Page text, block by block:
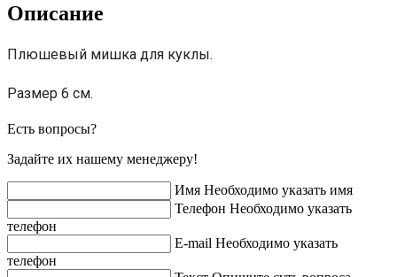
Описание
Плюшевый мишка для куклы.
Размер 6 см.
Есть вопросы?
Задайте их нашему менеджеру!
Имя Необходимо указать имя
Телефон Необходимо указать
телефон
E-mail Необходимо указать
телефон